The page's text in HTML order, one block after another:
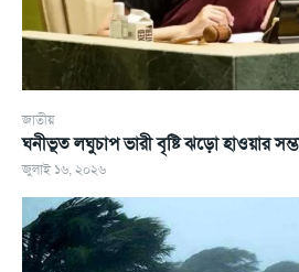
জাতীয়
ঘনীভূত লঘুচাপ ভারী বৃষ্টি ঝড়ো হাওয়ার
জুলাই ১৬, ২০২৬